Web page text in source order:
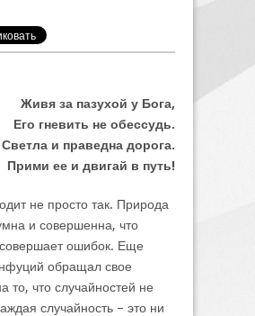
Живя за пазухой у Бога,
Его гневить не обессудь.
Светла и праведна дорога.
Прими ее и двигай в путь!
не просто так. Природа
и совершенна, что
совершает ошибок. Еще
обращал свое
то, что случайностей не
случайность – это ни